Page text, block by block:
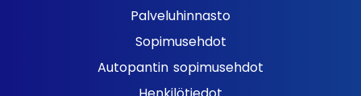
Palveluhinnasto
Sopimusehdot
Autopantin sopimusehdot